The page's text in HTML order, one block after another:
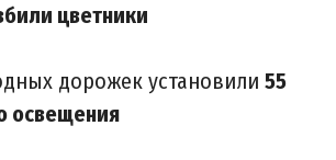
цветники
дорожек установили 55
освещения